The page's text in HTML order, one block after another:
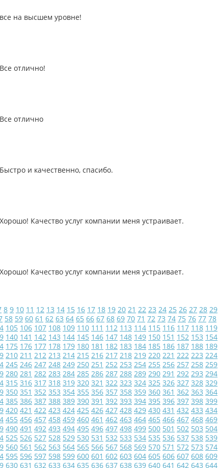
все на высшем уровне!
Все отлично!
Все отлично
Быстро и качественно, спасибо.
Хорошо! Качество услуг компании меня устраивает.
Хорошо! Качество услуг компании меня устраивает.
8 9 10 11 12 13 14 15 16 17 18 19 20 21 22 23 24 25 26 27 28 29
58 59 60 61 62 63 64 65 66 67 68 69 70 71 72 73 74 75 76 77 78
105 106 107 108 109 110 111 112 113 114 115 116 117 118 119
140 141 142 143 144 145 146 147 148 149 150 151 152 153 154
175 176 177 178 179 180 181 182 183 184 185 186 187 188 189
210 211 212 213 214 215 216 217 218 219 220 221 222 223 224
245 246 247 248 249 250 251 252 253 254 255 256 257 258 259
280 281 282 283 284 285 286 287 288 289 290 291 292 293 294
315 316 317 318 319 320 321 322 323 324 325 326 327 328 329
350 351 352 353 354 355 356 357 358 359 360 361 362 363 364
385 386 387 388 389 390 391 392 393 394 395 396 397 398 399
420 421 422 423 424 425 426 427 428 429 430 431 432 433 434
455 456 457 458 459 460 461 462 463 464 465 466 467 468 469
490 491 492 493 494 495 496 497 498 499 500 501 502 503 504
525 526 527 528 529 530 531 532 533 534 535 536 537 538 539
560 561 562 563 564 565 566 567 568 569 570 571 572 573 574
595 596 597 598 599 600 601 602 603 604 605 606 607 608 609
630 631 632 633 634 635 636 637 638 639 640 641 642 643 644